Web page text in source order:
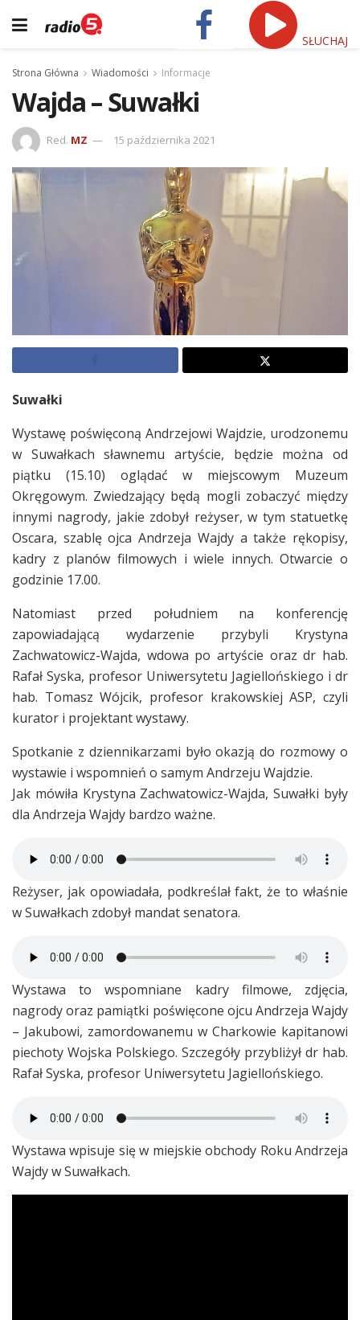
SŁUCHAJ
Strona Główna Wiadomości Informacje
Wajda – Suwałki
Red. MZ 15 października 2021
Suwałki
Wystawę poświęconą Andrzejowi Wajdzie, urodzonemu
w Suwałkach sławnemu artyście, będzie można od
piątku (15.10) oglądać w miejscowym Muzeum
Okręgowym. Zwiedzający będą mogli zobaczyć między
innymi nagrody, jakie zdobył reżyser, w tym statuetkę
Oscara, szablę ojca Andrzeja Wajdy a także rękopisy,
kadry z planów filmowych i wiele innych. Otwarcie o
godzinie 17.00.
Natomiast przed południem na konferencję
zapowiadającą wydarzenie przybyli Krystyna
Zachwatowicz-Wajda, wdowa po artyście oraz dr hab.
Rafał Syska, profesor Uniwersytetu Jagiellońskiego i dr
hab. Tomasz Wójcik, profesor krakowskiej ASP, czyli
kurator i projektant wystawy.
Spotkanie z dziennikarzami było okazją do rozmowy o
wystawie i wspomnień o samym Andrzeju Wajdzie.
Jak mówiła Krystyna Zachwatowicz-Wajda, Suwałki były
dla Andrzeja Wajdy bardzo ważne.
Reżyser, jak opowiadała, podkreślał fakt, że to właśnie
w Suwałkach zdobył mandat senatora.
Wystawa to wspomniane kadry filmowe, zdjęcia,
nagrody oraz pamiątki poświęcone ojcu Andrzeja Wajdy
– Jakubowi, zamordowanemu w Charkowie kapitanowi
piechoty Wojska Polskiego. Szczegóły przybliżył dr hab.
Rafał Syska, profesor Uniwersytetu Jagiellońskiego.
Wystawa wpisuje się w miejskie obchody Roku Andrzeja
Wajdy w Suwałkach.